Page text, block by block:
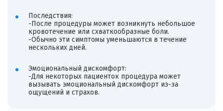
Последствия:
-После процедуры может возникнуть небольшое
кровотечение или схваткообразные боли.
-Обычно эти симптомы уменьшаются в течение
нескольких дней.
Эмоциональный дискомфорт:
-Для некоторых пациенток процедура может
вызывать эмоциональный дискомфорт из-за
ощущений и страхов.